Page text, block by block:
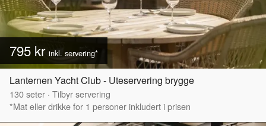
795 kr inkl. servering*
Lanternen Yacht Club - Uteservering brygge
130seter · Tilbyr servering
*Mat eller drikke for 1 personer inkludert i prisen